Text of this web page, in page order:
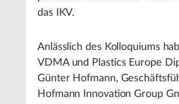
das IKV.
Anlässlich des Kolloquiums
VDMA und Plastics Europe
Günter Hofmann,
Hofmann Innovation Group